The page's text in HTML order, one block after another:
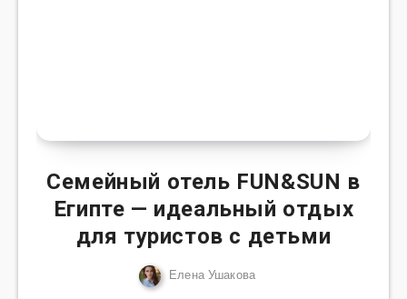
Семейный отель FUN&SUN в
Египте — идеальный отдых
для туристов с детьми
Елена Ушакова